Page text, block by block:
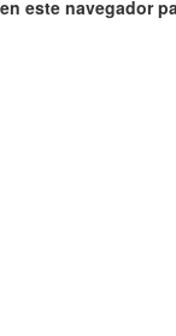
este navegador